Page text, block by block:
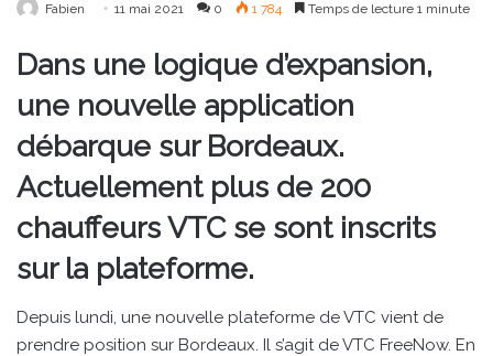
Fabien 11 mai 2021 0 1 784 Temps de lecture 1 minute
Dans une logique d’expansion,
une nouvelle application
débarque sur Bordeaux.
Actuellement plus de 200
chauffeurs VTC se sont inscrits
sur la plateforme.
Depuis lundi, une nouvelle plateforme de VTC vient de
prendre position sur Bordeaux. Il s’agit de VTC FreeNow. En